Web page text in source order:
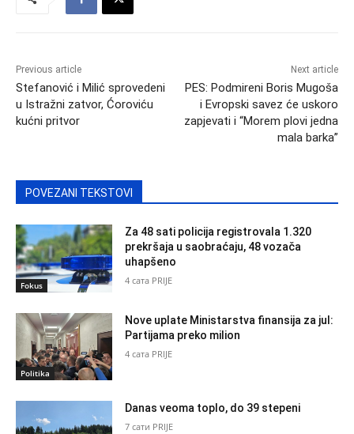
Previous article
Stefanović i Milić sprovedeni
u Istražni zatvor, Ćoroviću
kućni pritvor
Next article
PES: Podmireni Boris Mugoša
i Evropski savez će uskoro
zapjevati i “Morem plovi jedna
mala barka”
POVEZANI TEKSTOVI
Fokus
Za 48 sati policija registrovala 1.320
prekršaja u saobraćaju, 48 vozača
uhapšeno
4 сата PRIJE
Politika
Nove uplate Ministarstva finansija za jul:
Partijama preko milion
4 сата PRIJE
Danas veoma toplo, do 39 stepeni
7 сати PRIJE